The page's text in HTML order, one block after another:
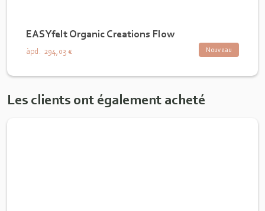
EASYfelt Organic Creations Flow
Nouveau
àpd. 294,03 €
Les clients ont également acheté